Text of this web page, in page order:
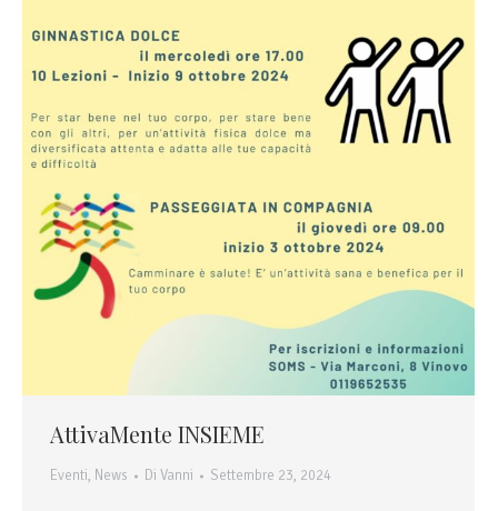
AttivaMente INSIEME
Eventi, News Di Vanni Settembre 23, 2024